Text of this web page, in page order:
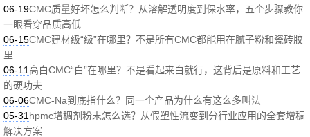
06-19CMC质量好坏怎么判断？从溶解透明度到保水率，五个步骤教你
一眼看穿品质高低
06-15CMC建材级“级”在哪里？不是所有CMC都能用在腻子粉和瓷砖胶
里
06-11高白CMC“白”在哪里？不是看起来白就行，这背后是原料和工艺
的硬功夫
06-06CMC-Na到底指什么？同一个产品为什么有这么多叫法
05-31 hpmc增稠剂粉末怎么选？从假塑性流变到分行业应用的全套增稠
解决方案